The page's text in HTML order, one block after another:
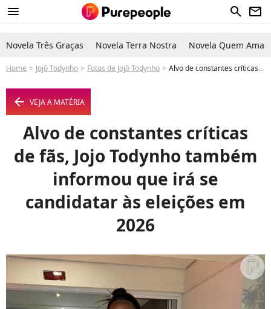
menu search newsletter
Novela Três Graças Novela Terra Nostra Novela Quem Ama
Home Jojô Todynho Fotos de Jojô Todynho Alvo de constantes críticas de fãs, Jojo Todynho também informou que irá se candidatar às eleições em 2026 - Foto
arrow_left VEJA A MATÉRIA
Alvo de constantes críticas
de fãs, Jojo Todynho também
informou que irá se
candidatar às eleições em
2026